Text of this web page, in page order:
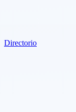
Directorio